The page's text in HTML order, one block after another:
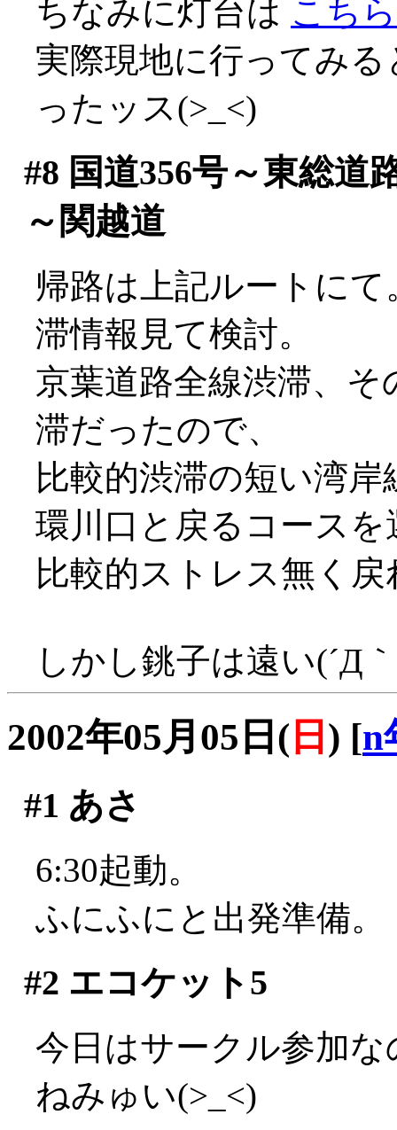
ちなみに灯台は こち
実際現地に行ってみ
ったッス(>_<)
#8 国道356号～東総道
～関越道
帰路は上記ルートに
滞情報見て検討。
京葉道路全線渋滞、
滞だったので、
比較的渋滞の短い湾
環川口と戻るコースを
比較的ストレス無く
しかし銚子は遠い(´Д
2002年05月05日( 日 ) [n
#1 あさ
6:30起動。
ふにふにと出発準備。
#2 エコケット5
今日はサークル参加
ねみゅい(>_<)